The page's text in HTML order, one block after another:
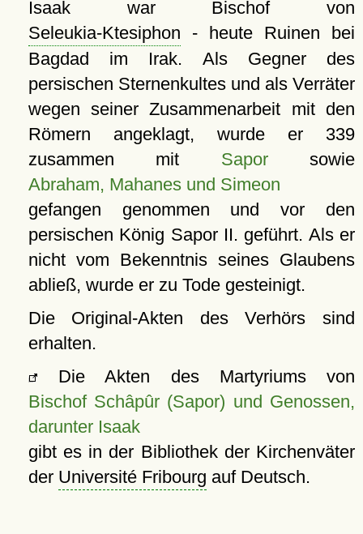
Isaak war Bischof von
Seleukia-Ktesiphon - heute Ruinen bei
Bagdad im Irak. Als Gegner des
persischen Sternenkultes und als Verräter
wegen seiner Zusammenarbeit mit den
Römern angeklagt, wurde er 339
zusammen mit Saporsowie
Abraham, Mahanes und Simeon
gefangen genommen und vor den
persischen König Sapor II. geführt. Als er
nicht vom Bekenntnis seines Glaubens
abließ, wurde er zu Tode gesteinigt.
Die Original-Akten des Verhörs sind
erhalten.
Die Akten des Martyriums von
Bischof Schâpûr (Sapor) und Genossen,
darunter Isaak
gibt es in der Bibliothek der Kirchenväter
der Université Fribourg auf Deutsch.